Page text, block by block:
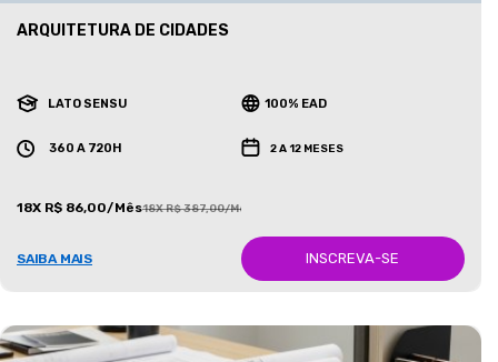
ARQUITETURA DE CIDADES
LATO SENSU 100% EAD
360 A 720H 2 A 12 MESES
18X R$ 86,00/Mês18X R$ 387,00/Mês
SAIBA MAIS INSCREVA-SE